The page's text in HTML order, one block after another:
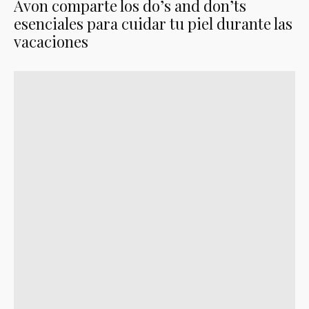
Avon comparte los do’s and don’ts
esenciales para cuidar tu piel durante las
vacaciones